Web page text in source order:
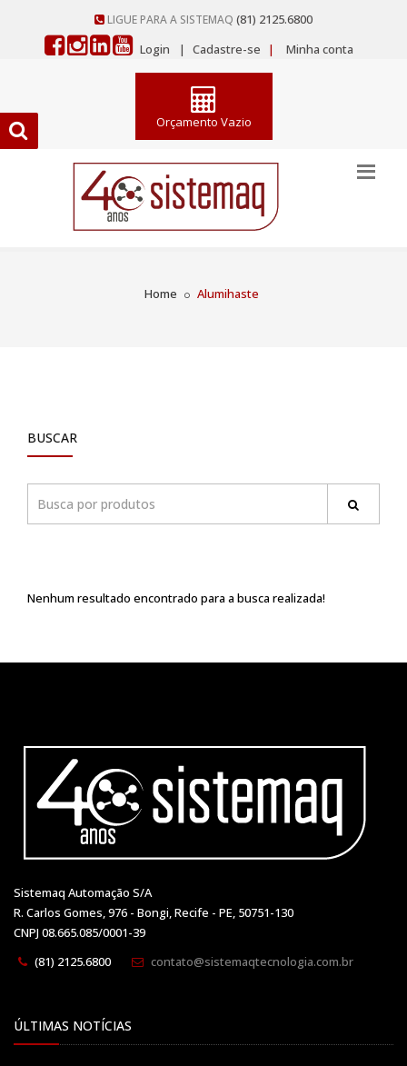
LIGUE PARA A SISTEMAQ (81) 2125.6800
Login
| Cadastre-se | Minha conta
Orçamento Vazio
Home Alumihaste
BUSCAR
Nenhum resultado encontrado para a busca realizada!
Sistemaq Automação S/A
R. Carlos Gomes, 976 - Bongi, Recife - PE, 50751-130
CNPJ 08.665.085/0001-39
(81) 2125.6800
contato@sistemaqtecnologia.com.br
ÚLTIMAS NOTÍCIAS